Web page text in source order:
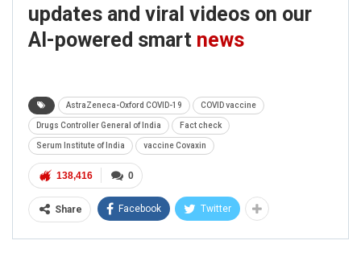
updates and viral videos on our
AI-powered smart news
AstraZeneca-Oxford COVID-19 COVID vaccine
Drugs Controller General of India Fact check
Serum Institute of India vaccine Covaxin
0
138,416
Share Facebook Twitter